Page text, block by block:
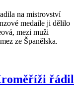
na mistrovství
medaile ji dělilo
mezi muži
ze Španělska.
řádil